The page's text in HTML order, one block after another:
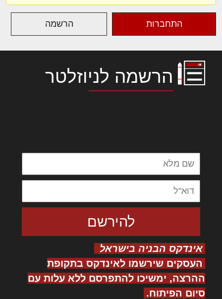
התחברות הרשמה
הרשמה לניוזלטר
אינדקס הבניה בישראל
העסקים שירשמו לאינדקס בתקופת
ההרצה, ימשיכו להתפרסם ללא עלות עם
סיום הפיתוח.